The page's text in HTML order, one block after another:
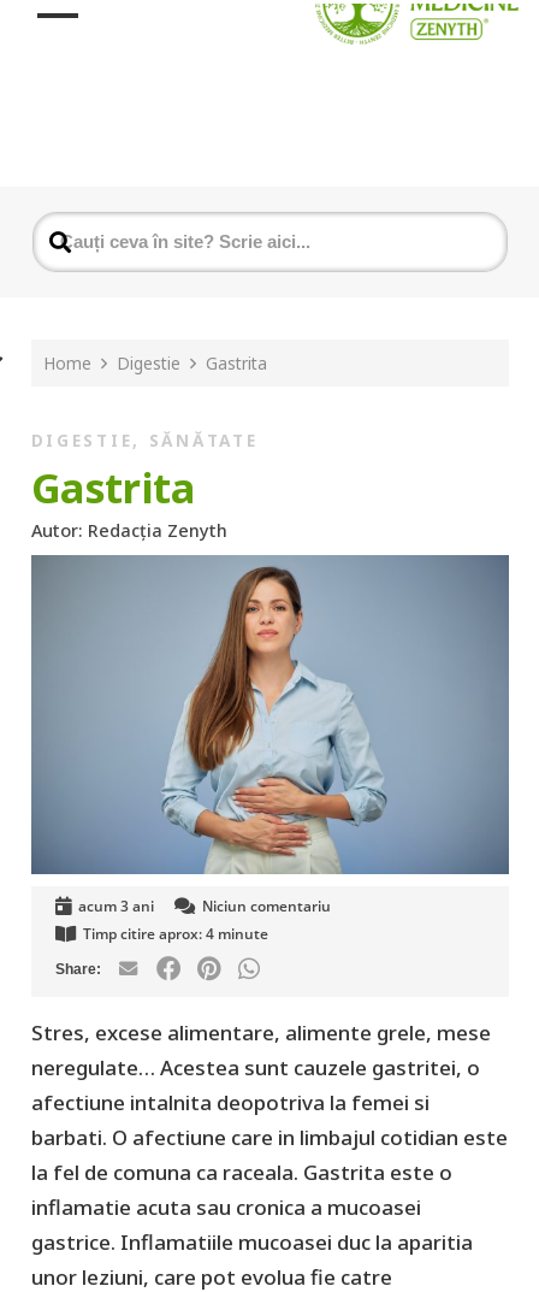
Home Digestie Gastrita
DIGESTIE, SĂNĂTATE
Gastrita
Autor: Redacția Zenyth
acum 3 ani
Niciun comentariu
Timp citire aprox: 4 minute
Stres, excese alimentare, alimente grele, mese
neregulate… Acestea sunt cauzele gastritei, o
afectiune intalnita deopotriva la femei si
barbati. O afectiune care in limbajul cotidian este
la fel de comuna ca raceala. Gastrita este o
inflamatie acuta sau cronica a mucoasei
gastrice. Inflamatiile mucoasei duc la aparitia
unor leziuni, care pot evolua fie catre